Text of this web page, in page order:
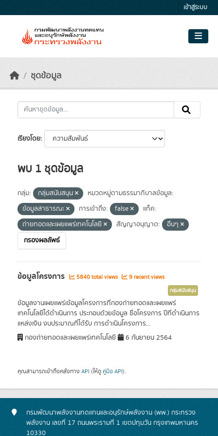
เข้าสู่ระบบ
ชุดข้อมูล
เรียงโดย
พบ 1 ชุดข้อมูล
กลุ่ม: กลุ่มสนับสนุน
หมวดหมู่ตามธรรมาภิบาลข้อมูล:
ข้อมูลสาธารณะ
การเข้าถึง: false
แท็ค:
ถ่ายทอดและเผยแพร่เทคโนโลยี
สัญญาอนุญาต:
อื่นๆ
กรองผลลัพธ์
ข้อมูลโครงการ 5840 total views 9 recent views
กลุ่มสนับสนุน
ข้อมูลงานเผยแพร่เข้อมูลโครงการที่กองถ่ายทอดและเผยแพร่
เทคโนโลยีได้ดำเนินการ ประกอบด้วยข้อมูล ชื่อโครงการ ปีที่ดำเนินการ
แหล่งเงิน งบประมาณที่ได้รับ การดำเนินโครงการ...
กองถ่ายทอดและเผยแพร่เทคโนโลยี
6 กันยายน 2564
คุณสามารถเข้าถึงคลังทาง API (ให้ดู คู่มือ API).
กรมพัฒนาพลังงานทดแทนและอนุรักษ์พลังงาน (พพ.) กระทรวง
พลังงาน เลขที่ 17 ถนนพระรามที่ 1 เขตปทุมวัน กรุงเทพมหานคร
10330